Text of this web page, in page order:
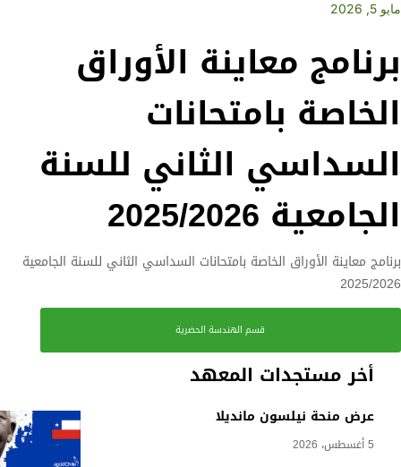
أخر مستجدات المعهد
عرض منحة نيلسون مانديلا
5 أغسطس، 2026
مايو 5, 2026
برنامج معاينة الأوراق
الخاصة بامتحانات
السداسي الثاني للسنة
الجامعية 2025/2026
برنامج معاينة الأوراق الخاصة بامتحانات السداسي الثاني للسنة الجامعية
2025/2026
قسم الهندسة الحضرية